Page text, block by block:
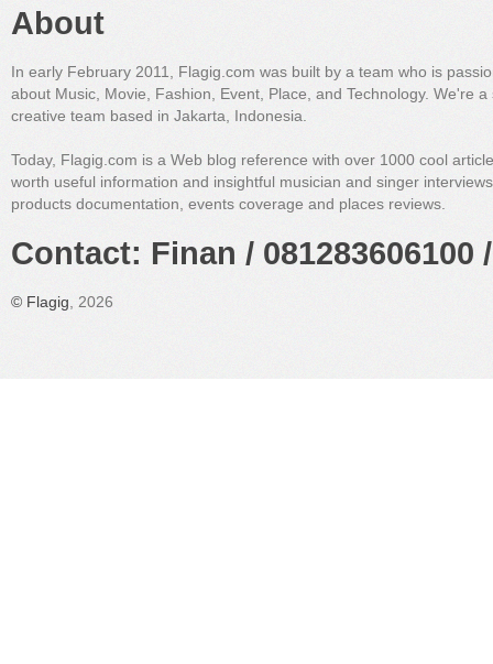
About
In early February 2011, Flagig.com was built by a team who is
about Music, Movie, Fashion, Event, Place, and Technology. We're a
creative team based in Jakarta, Indonesia.
Today, Flagig.com is a Web blog reference with over 1000 cool
worth useful information and insightful musician and singer
products documentation, events coverage and places reviews.
Contact: Finan /
© Flagig , 2026